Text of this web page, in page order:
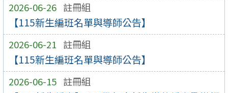
2026-06-26 註冊組
【115新生編班名單與導師公告】
2026-06-21 註冊組
【115新生編班名單與導師公告】
2026-06-15 註冊組